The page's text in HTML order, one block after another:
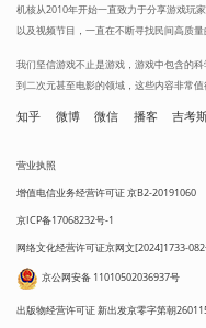
机核从2010年开始一直致力于分享游戏玩
以及视频节目，一直在不断寻找民间高质量
我们坚信游戏不止是游戏，游戏中包含的
到二次元甚至电影的领域，这些内容非常值
知乎 微博 微信 播客 吉考
营业执照
增值电信业务经营许可证 京B2-20191060
京ICP备17068232号-1
网络文化经营许可证京网文[2024]1733-
京公网安备 11010502036937号
出版物经营许可证 新出发京零字第朝